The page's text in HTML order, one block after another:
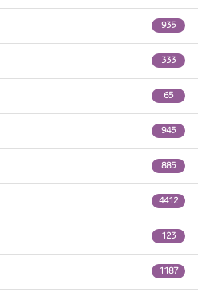
935
333
65
945
885
4412
123
1187